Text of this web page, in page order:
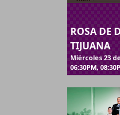
ROSA DE
TIJUANA
Miércoles 23
06:30PM,